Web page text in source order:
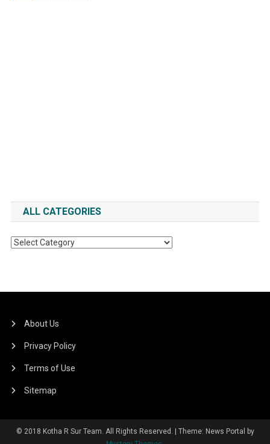
ALL CATEGORIES
All
About Us
Privacy Policy
Terms of Use
Sitemap
© 2018 Kotha R Sur Team. All Rights Reserved.
Theme: News Portal by